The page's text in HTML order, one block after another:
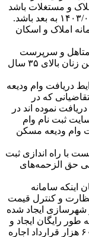
و مستغلات باشد
املاک و اسکان
وام اجاره مسکن ۱۴۰۳ باید متاهل و سرپرست
خانواده باشد در صورتی که مجرد باشد، باید سن زنان بالای ۳۵ سال
دریافت وام ودیعه
که در
نموده اند در
ثبت نام وام
وام ودیعه مسکن
با راه اندازی ثبت
حق الزحمه‌های
سامانه
و کنترل قیمت
ایجاد شده
طور رایگان ایجاد و
ثبت کنند گفت: تاکنون بیش از یک میلیون و ۶۰۰ هزار قرارداد اجاره